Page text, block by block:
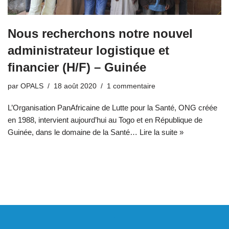
Nous recherchons notre nouvel
administrateur logistique et
financier (H/F) – Guinée
par OPALS 18 août 2020 1 commentaire
L’Organisation PanAfricaine de Lutte pour la Santé, ONG créée
en 1988, intervient aujourd’hui au Togo et en République de
Guinée, dans le domaine de la Santé… Lire la suite »